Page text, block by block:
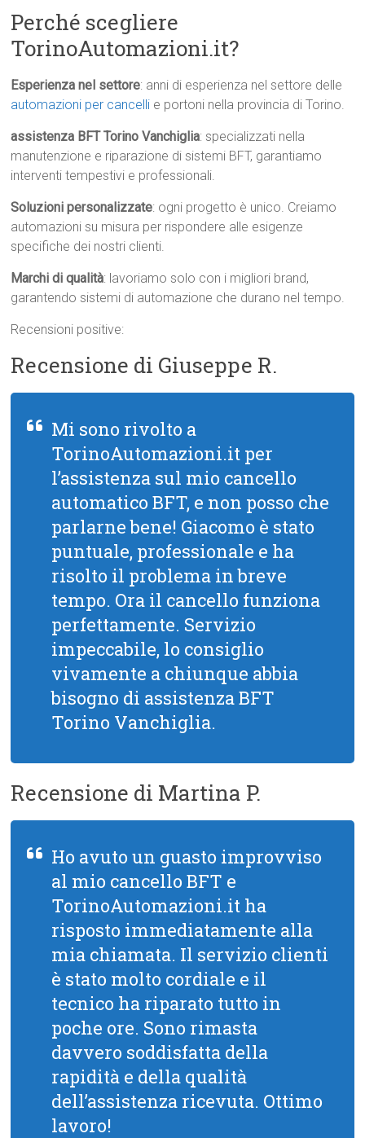
Perché scegliere
TorinoAutomazioni.it?
Esperienza nel settore: anni di esperienza nel settore delle
automazioni per cancelli e portoni nella provincia di Torino.
assistenza BFT Torino Vanchiglia: specializzati nella
manutenzione e riparazione di sistemi BFT, garantiamo
interventi tempestivi e professionali.
Soluzioni personalizzate: ogni progetto è unico. Creiamo
automazioni su misura per rispondere alle esigenze
specifiche dei nostri clienti.
Marchi di qualità: lavoriamo solo con i migliori brand,
garantendo sistemi di automazione che durano nel tempo.
Recensioni positive:
Recensione di Giuseppe R.
Mi sono rivolto a
TorinoAutomazioni.it per
l’assistenza sul mio cancello
automatico BFT, e non posso che
parlarne bene! Giacomo è stato
puntuale, professionale e ha
risolto il problema in breve
tempo. Ora il cancello funziona
perfettamente. Servizio
impeccabile, lo consiglio
vivamente a chiunque abbia
bisogno di assistenza BFT
Torino Vanchiglia.
Recensione di Martina P.
Ho avuto un guasto improvviso
al mio cancello BFT e
TorinoAutomazioni.it ha
risposto immediatamente alla
mia chiamata. Il servizio clienti
è stato molto cordiale e il
tecnico ha riparato tutto in
poche ore. Sono rimasta
davvero soddisfatta della
rapidità e della qualità
dell’assistenza ricevuta. Ottimo
lavoro!